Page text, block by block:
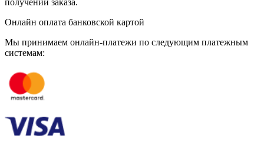
получении заказа.
Онлайн оплата банковской картой
Мы принимаем онлайн-платежи по cледующим платежным
системам: